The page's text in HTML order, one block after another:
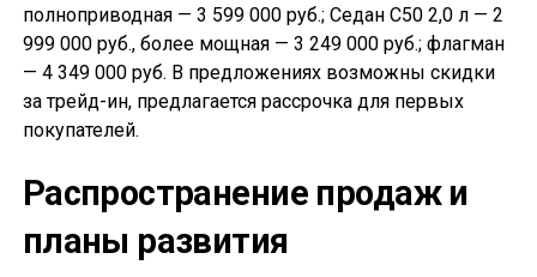
полноприводная — 3 599 000 руб.; Седан С50 2,0 л — 2
999 000 руб., более мощная — 3 249 000 руб.; флагман
— 4 349 000 руб. В предложениях возможны скидки
за трейд-ин, предлагается рассрочка для первых
покупателей.
Распространение продаж и
планы развития